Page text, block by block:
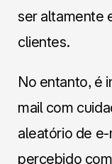
ser altamente
clientes.
No entanto, é
mail com
aleatório de
percebido